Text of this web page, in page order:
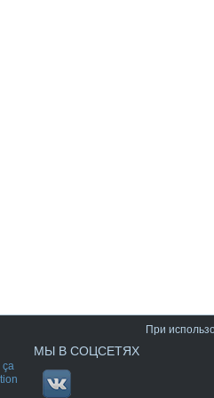
При
ça
МЫ В СОЦСЕТЯХ